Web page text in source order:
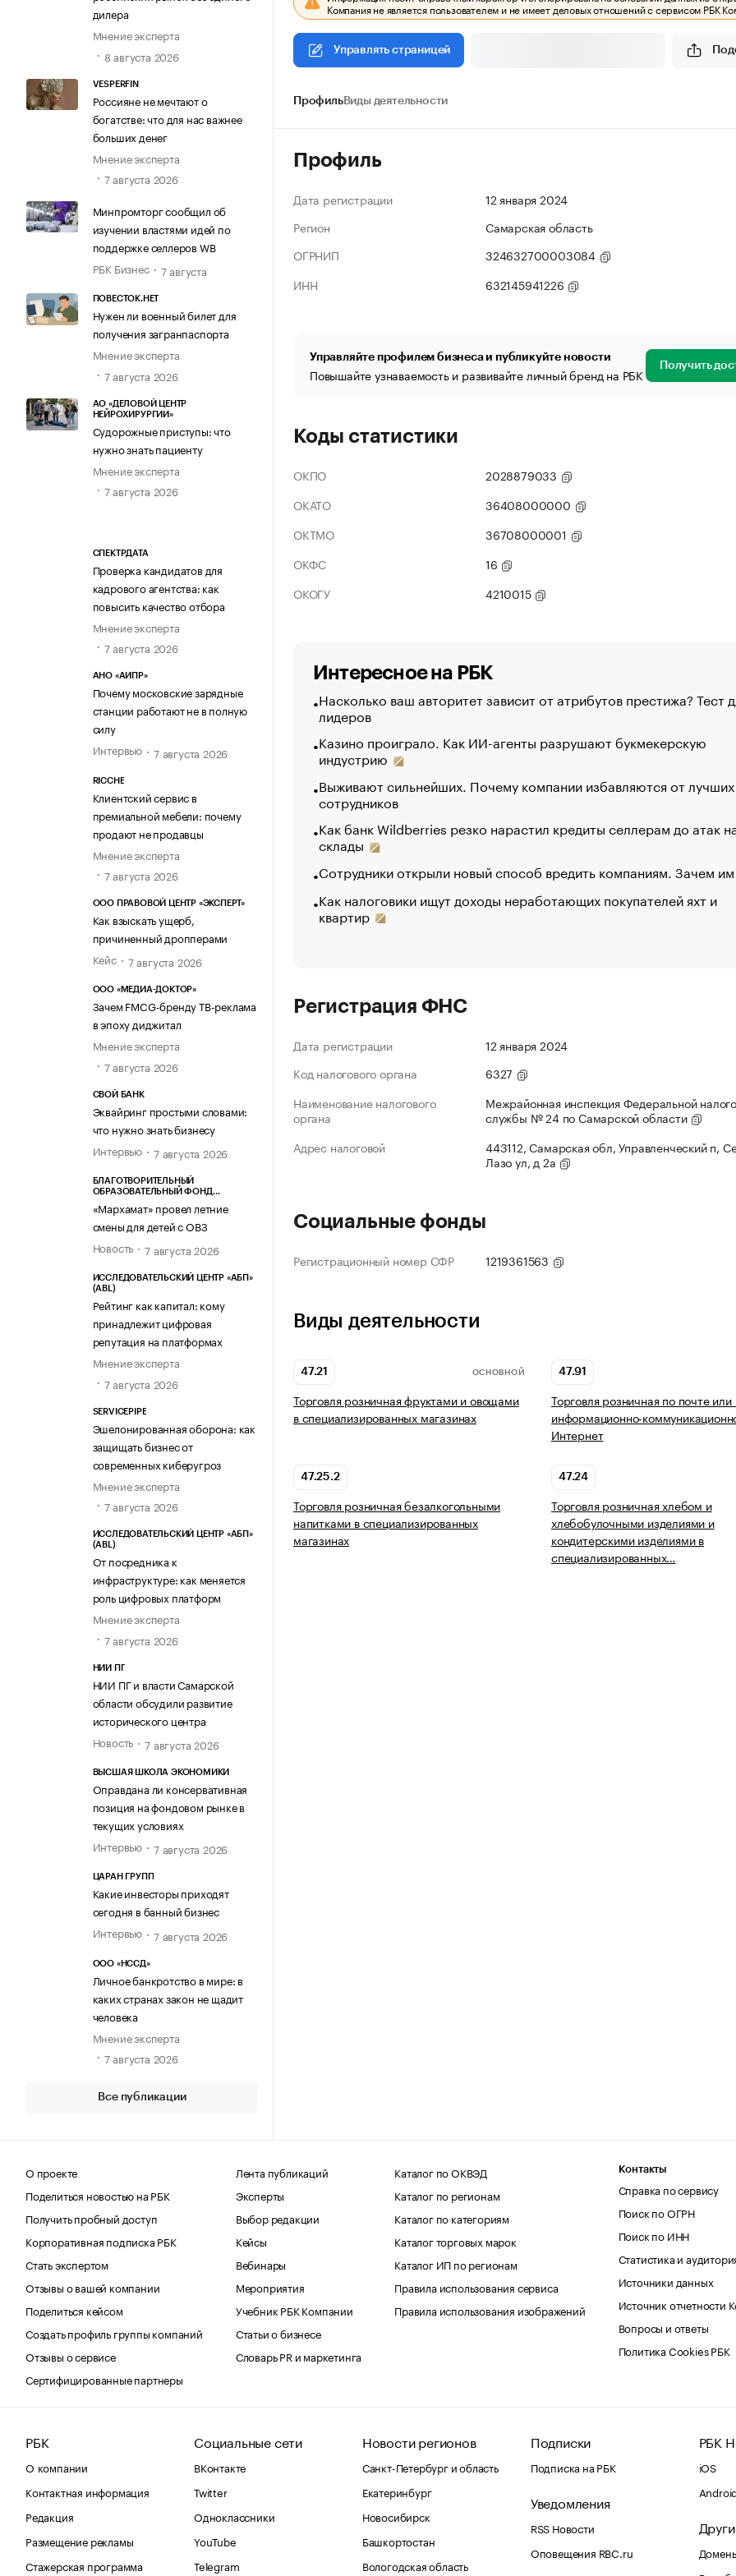
дилера
Мнение эксперта
8 августа 2026
VESPERFIN
Россияне не мечтают о
богатстве: что для нас важнее
больших денег
Мнение эксперта
7 августа 2026
Минпромторг сообщил об
изучении властями идей по
поддержке селлеров WB
РБК Бизнес
7 августа
ПОВЕСТОК.НЕТ
Нужен ли военный билет для
получения загранпаспорта
Мнение эксперта
7 августа 2026
АО «ДЕЛОВОЙ ЦЕНТР
НЕЙРОХИРУРГИИ»
Судорожные приступы: что
нужно знать пациенту
Мнение эксперта
7 августа 2026
СПЕКТРДАТА
Проверка кандидатов для
кадрового агентства: как
повысить качество отбора
Мнение эксперта
7 августа 2026
АНО «АИПР»
Почему московские зарядные
станции работают не в полную
силу
Интервью
7 августа 2026
RICCHE
Клиентский сервис в
премиальной мебели: почему
продают не продавцы
Мнение эксперта
7 августа 2026
ООО ПРАВОВОЙ ЦЕНТР «ЭКСПЕРТ»
Как взыскать ущерб,
причиненный дропперами
Кейс
7 августа 2026
ООО «МЕДИА-ДОКТОР»
Зачем FMCG-бренду ТВ-реклама
в эпоху диджитал
Мнение эксперта
7 августа 2026
СВОЙ БАНК
Эквайринг простыми словами:
что нужно знать бизнесу
Интервью
7 августа 2026
БЛАГОТВОРИТЕЛЬНЫЙ
ОБРАЗОВАТЕЛЬНЫЙ ФОНД
«Мархамат» провел летние
смены для детей с ОВЗ
Новость
7 августа 2026
ИССЛЕДОВАТЕЛЬСКИЙ ЦЕНТР «АБП»
(ABL)
Рейтинг как капитал: кому
принадлежит цифровая
репутация на платформах
Мнение эксперта
7 августа 2026
SERVICEPIPE
Эшелонированная оборона: как
защищать бизнес от
современных киберугроз
Мнение эксперта
7 августа 2026
ИССЛЕДОВАТЕЛЬСКИЙ ЦЕНТР «АБП»
(ABL)
От посредника к
инфраструктуре: как меняется
роль цифровых платформ
Мнение эксперта
7 августа 2026
НИИ ПГ
НИИ ПГ и власти Самарской
области обсудили развитие
исторического центра
Новость
7 августа 2026
ВЫСШАЯ ШКОЛА ЭКОНОМИКИ
Оправдана ли консервативная
позиция на фондовом рынке в
текущих условиях
Интервью
7 августа 2026
ЦАРАН ГРУПП
Какие инвесторы приходят
сегодня в банный бизнес
Интервью
7 августа 2026
ООО «НССД»
Личное банкротство в мире: в
каких странах закон не щадит
человека
Мнение эксперта
7 августа 2026
Все публикации
Компания не является пользователем и не имеет деловых отношений с сервисом РБК
Управлять страницей
ПрофильВиды деятельности
Профиль
Дата регистрации
12 января 2024
Регион
Самарская область
ОГРНИП
324632700003084
ИНН
632145941226
Управляйте профилем бизнеса и публикуйте новости
Повышайте узнаваемость и развивайте личный бренд на РБК Получить
Коды статистики
ОКПО
2028879033
ОКАТО
36408000000
ОКТМО
36708000001
ОКФС
16
ОКОГУ
4210015
Интересное на РБК
Насколько ваш авторитет зависит от атрибутов престижа? Тест
лидеров
Казино проиграло. Как ИИ-агенты разрушают букмекерскую
индустрию
Выживают сильнейших. Почему компании избавляются от лучших
сотрудников
Как банк Wildberries резко нарастил кредиты селлерам до атак
склады
Сотрудники открыли новый способ вредить компаниям. Зачем
Как налоговики ищут доходы неработающих покупателей яхт и
квартир
Регистрация ФНС
Дата регистрации
12 января 2024
Код налогового органа
6327
Наименование налогового
органа
Межрайонная инспекция Федеральной
службы № 24 по Самарской области
Адрес налоговой
443112, Самарская обл, Управленческий п,
Лазо ул, д 2а
Социальные фонды
Регистрационный номер СФР 1219361563
Виды деятельности
47.21 ОСНОВНОЙ
Торговля розничная фруктами и овощами
в специализированных магазинах
47.91
Торговля розничная по почте или
информационно-
Интернет
47.25.2
Торговля розничная безалкогольными
напитками в специализированных
магазинах
47.24
Торговля розничная хлебом и
хлебобулочными изделиями и
кондитерскими изделиями в
специализированных…
О проекте
Поделиться новостью на РБК
Получить пробный доступ
Корпоративная подписка РБК
Стать экспертом
Отзывы о вашей компании
Поделиться кейсом
Создать профиль группы компаний
Отзывы о сервисе
Сертифицированные партнеры
Лента публикаций
Эксперты
Выбор редакции
Кейсы
Вебинары
Мероприятия
Учебник РБК Компании
Статьи о бизнесе
Словарь PR и маркетинга
Каталог по ОКВЭД
Каталог по регионам
Каталог по категориям
Каталог торговых марок
Каталог ИП по регионам
Правила использования сервиса
Правила использования изображений
Контакты
Справка по сервису
Поиск по ОГРН
Поиск по ИНН
Статистика и
Источники данных
Источник отчетности
Вопросы и ответы
Политика Cookies РБК
РБК
О компании
Контактная информация
Редакция
Размещение рекламы
Стажерская программа
Социальные сети
ВКонтакте
Twitter
Одноклассники
YouTube
Telegram
Новости регионов
Санкт-Петербург и область
Екатеринбург
Новосибирск
Башкортостан
Вологодская область
Подписки
Подписка на РБК
Уведомления
RSS Новости
Оповещения RBC.ru
РБК
iOS